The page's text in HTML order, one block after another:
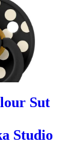
Sut
Studio